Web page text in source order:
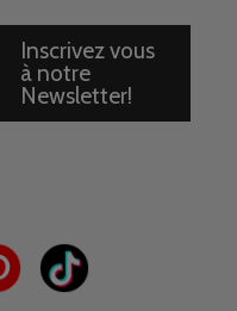
Inscrivez vous
à notre
Newsletter!